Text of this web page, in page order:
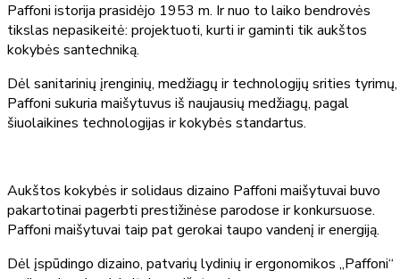
Paffoni istorija prasidėjo 1953 m. Ir nuo to laiko bendrovės
tikslas nepasikeitė: projektuoti, kurti ir gaminti tik aukštos
kokybės santechniką.
Dėl sanitarinių įrenginių, medžiagų ir technologijų srities tyrimų,
Paffoni sukuria maišytuvus iš naujausių medžiagų, pagal
šiuolaikines technologijas ir kokybės standartus.
Aukštos kokybės ir solidaus dizaino Paffoni maišytuvai buvo
pakartotinai pagerbti prestižinėse parodose ir konkursuose.
Paffoni maišytuvai taip pat gerokai taupo vandenį ir energiją.
Dėl įspūdingo dizaino, patvarių lydinių ir ergonomikos „Paffoni“